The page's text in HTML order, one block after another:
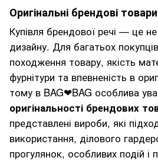
Оригінальні брендові
Купівля брендової речі — це
дизайну. Для багатьох
походження товару, якість
фурнітури та впевненість в
тому в BAG❤BAG особлива
оригінальності брендових
представлені вироби, які
використання, ділового
прогулянок, особливих подій і